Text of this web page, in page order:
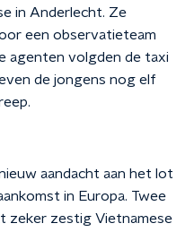
in Anderlecht. Ze
een observatieteam
agenten volgden de taxi
de jongens nog elf
aandacht aan het lot
in Europa. Twee
zeker zestig Vietnamese